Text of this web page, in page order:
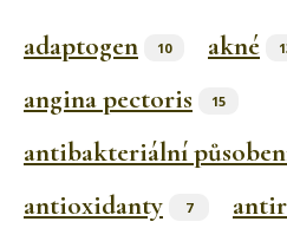
adaptogen 10 akné
angina pectoris 15
antibakteriální
antioxidanty 7